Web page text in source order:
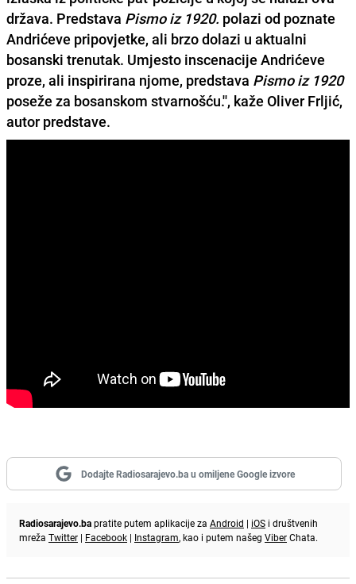
država. Predstava Pismo iz 1920. polazi od poznate
Andrićeve pripovjetke, ali brzo dolazi u aktualni
bosanski trenutak. Umjesto inscenacije Andrićeve
proze, ali inspirirana njome, predstava Pismo iz 1920
poseže za bosanskom stvarnošću.'', kaže Oliver Frljić,
autor predstave.
Dodajte Radiosarajevo.ba u omiljene Google izvore
Radiosarajevo.bapratite putem aplikacije za Android | iOS i društvenih
mreža Twitter | Facebook | Instagram, kao i putem našeg ViberChata.